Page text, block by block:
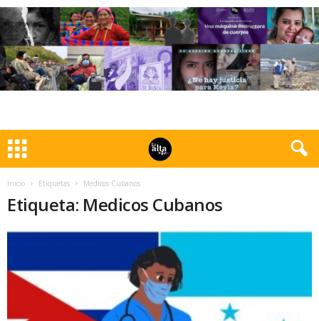
Inicio Etiquetas Medicos Cubanos
Etiqueta: Medicos Cubanos